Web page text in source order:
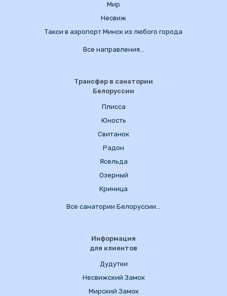
Мир
Несвиж
Такси в аэропорт Минск из любого города
Все направления…
Трансфер в санатории
Белоруссии
Плисса
Юность
Свитанок
Радон
Ясельда
Озерный
Криница
Все санатории Белоруссии…
Информация
для клиентов
Дудутки
Несвижский Замок
Мирский Замок